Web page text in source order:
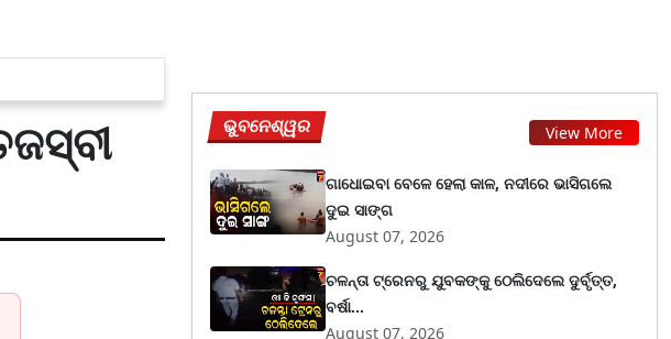
ଭୁବନେଶ୍ୱର View More
ଗାଧୋଇବା ବେଳେ ହେଲା କାଳ, ନଦୀରେ ଭାସିଗଲେ
ଦୁଇ ସାଙ୍ଗ
August 07, 2026
ଚଳନ୍ତା ଟ୍ରେନରୁ ଯୁବକଙ୍କୁ ଠେଲିଦେଲେ ଦୁର୍ବୃତ୍ତ,
ବର୍ଷା...
August 07, 2026